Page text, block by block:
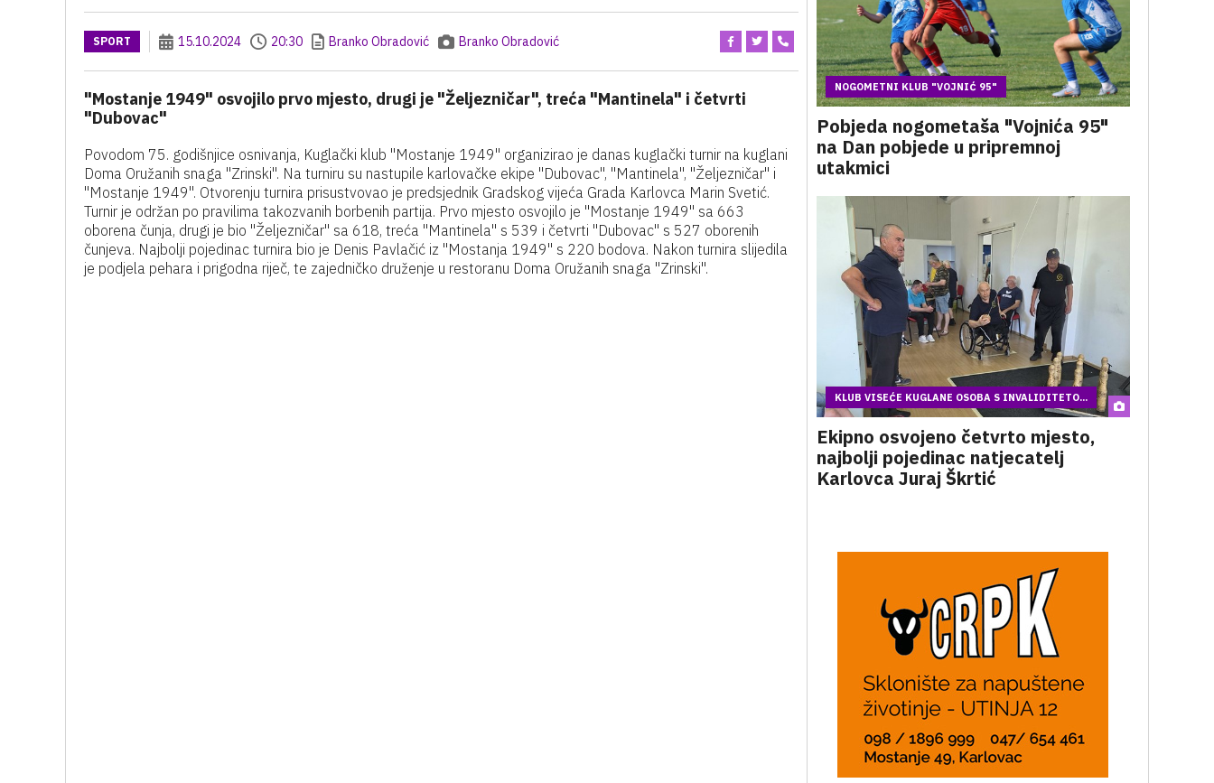
SPORT 15.10.2024 20:30 Branko Obradović Branko Obradović
"Mostanje 1949" osvojilo prvo mjesto, drugi je "Željezničar", treća "Mantinela" i četvrti
"Dubovac"
Povodom 75. godišnjice osnivanja, Kuglački klub "Mostanje 1949" organizirao je danas kuglački turnir na kuglani
Doma Oružanih snaga "Zrinski". Na turniru su nastupile karlovačke ekipe "Dubovac", "Mantinela", "Željezničar" i
"Mostanje 1949". Otvorenju turnira prisustvovao je predsjednik Gradskog vijeća Grada Karlovca Marin Svetić.
Turnir je održan po pravilima takozvanih borbenih partija. Prvo mjesto osvojilo je "Mostanje 1949" sa 663
oborena čunja, drugi je bio "Željezničar" sa 618, treća "Mantinela" s 539 i četvrti "Dubovac" s 527 oborenih
čunjeva. Najbolji pojedinac turnira bio je Denis Pavlačić iz "Mostanja 1949" s 220 bodova. Nakon turnira slijedila
je podjela pehara i prigodna riječ, te zajedničko druženje u restoranu Doma Oružanih snaga "Zrinski".
NOGOMETNI KLUB "VOJNIĆ 95"
Pobjeda nogometaša "Vojnića 95"
na Dan pobjede u pripremnoj
utakmici
KLUB VISEĆE KUGLANE OSOBA S INVALIDITETO...
Ekipno osvojeno četvrto mjesto,
najbolji pojedinac natjecatelj
Karlovca Juraj Škrtić